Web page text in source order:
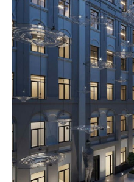
00:00 / 00:00